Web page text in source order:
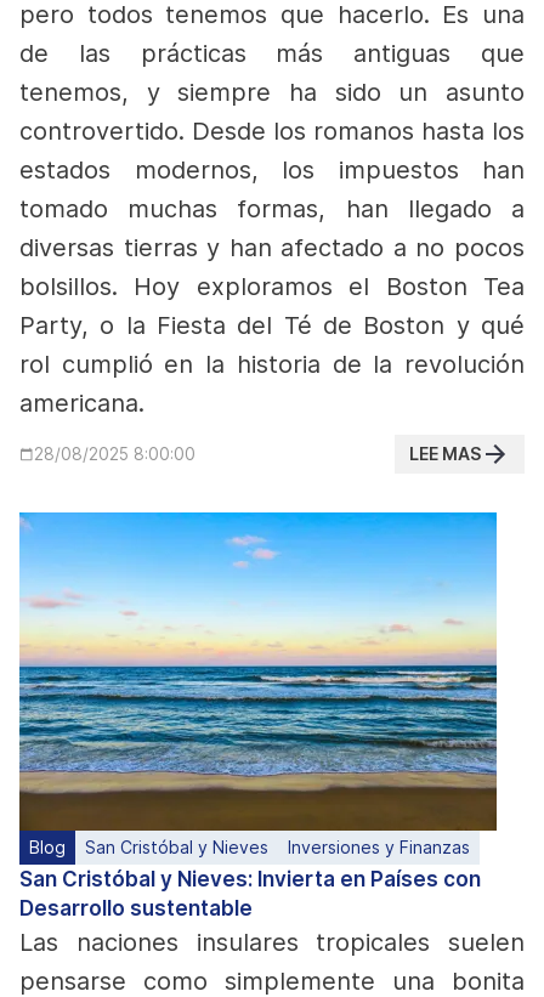
pero todos tenemos que hacerlo. Es una
de las prácticas más antiguas que
tenemos, y siempre ha sido un asunto
controvertido. Desde los romanos hasta los
estados modernos, los impuestos han
tomado muchas formas, han llegado a
diversas tierras y han afectado a no pocos
bolsillos. Hoy exploramos el Boston Tea
Party, o la Fiesta del Té de Boston y qué
rol cumplió en la historia de la revolución
americana.
28/08/2025 8:00:00 LEE MAS
Blog San Cristóbal y Nieves Inversiones y Finanzas
San Cristóbal y Nieves: Invierta en Países con
Desarrollo sustentable
Las naciones insulares tropicales suelen
pensarse como simplemente una bonita